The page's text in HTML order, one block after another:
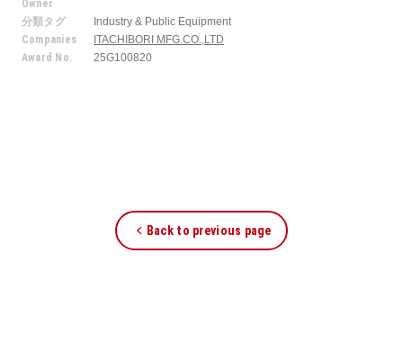
Owner
分類タグ
Industry & Public Equipment
Companies
ITACHIBORI MFG.CO.,LTD
Award No.
25G100820
Back to previous page